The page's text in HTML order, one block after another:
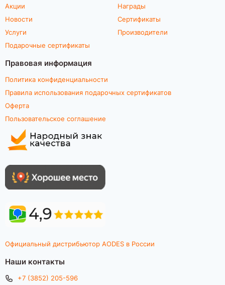
Акции
Новости
Услуги
Подарочные сертификаты
Награды
Сертификаты
Производители
Правовая информация
Политика конфиденциальности
Правила использования подарочных сертификатов
Оферта
Пользовательское соглашение
Официальный дистрибьютор AODES в России
Наши контакты
+7 (3852) 205-596